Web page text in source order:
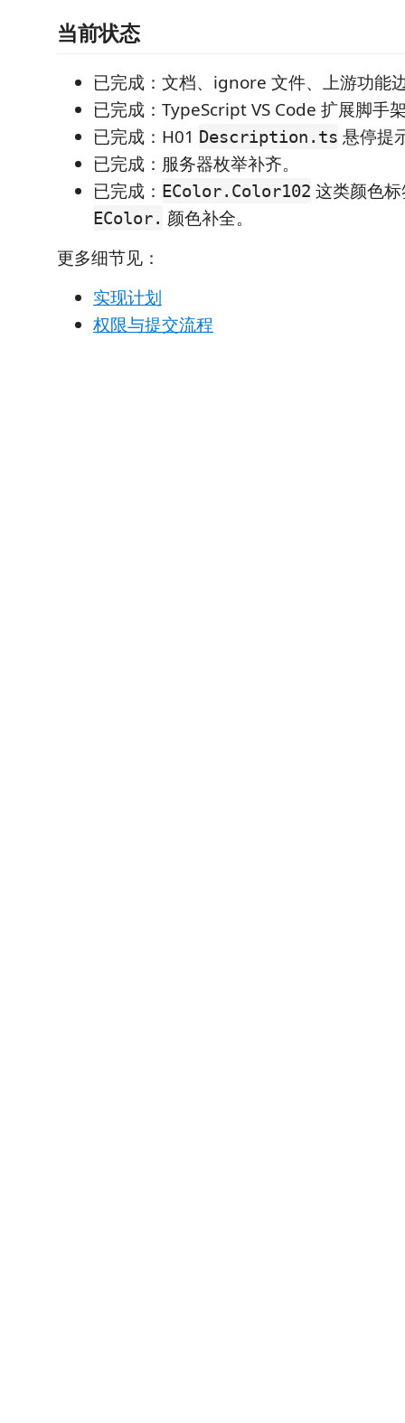
当前状态
已完成：文档、ignore 文件、上游功能
已完成：TypeScript VS Code 扩展脚手
已完成：H01 Description.ts 悬停提
已完成：服务器枚举补齐。
已完成： EColor.Color102 这类颜色
EColor. 颜色补全。
更多细节见：
实现计划
权限与提交流程